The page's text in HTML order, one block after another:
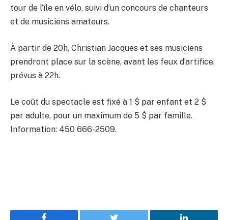
tour de l’île en vélo, suivi d’un concours de chanteurs
et de musiciens amateurs.
À partir de 20h, Christian Jacques et ses musiciens
prendront place sur la scène, avant les feux d’artifice,
prévus à 22h.
Le coût du spectacle est fixé à 1 $ par enfant et 2 $
par adulte, pour un maximum de 5 $ par famille.
Information: 450 666-2509.